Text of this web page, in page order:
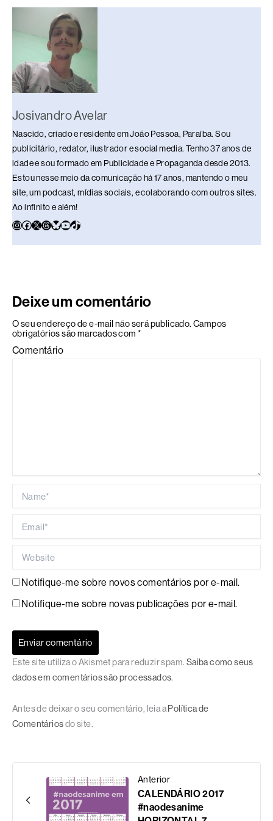
o
o
s
n
p n
Josivandro Avelar
Nascido, criado e residente em João Pessoa, Paraíba. Sou
publicitário, redator, ilustrador e social media. Tenho 37 anos de
idade e sou formado em Publicidade e Propaganda desde 2013.
Estou nesse meio da comunicação há 17 anos, mantendo o meu
site, um podcast, mídias sociais, e colaborando com outros sites.
Ao infinito e além!
Deixe um comentário
O seu endereço de e-mail não será publicado. Campos
obrigatórios são marcados com *
Comentário
Notifique-me sobre novos comentários por e-mail.
Notifique-me sobre novas publicações por e-mail.
Este site utiliza o Akismet para reduzir spam. Saiba como seus
dados em comentários são processados.
Antes de deixar o seu comentário, leia aPolítica de
Comentáriosdo site.
Anterior
CALENDÁRIO 2017
#naodesanime